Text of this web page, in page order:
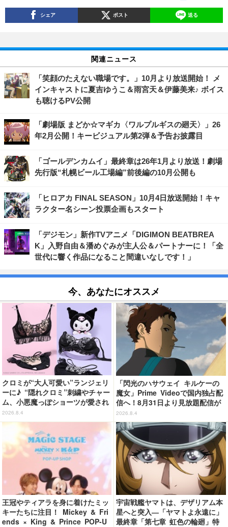
シェア ポスト 送る
関連ニュース
「笑顔のたえない職場です。」10月より放送開始！ メ
インキャストに夏吉ゆうこ＆雨宮天＆伊藤美来♪ ボイス
も聴けるPV公開
「劇場版 まどか☆マギカ〈ワルプルギスの廻天〉」26
年2月公開！キービジュアル第2弾＆予告お披露目
「ゴールデンカムイ」最終章は26年1月より放送！劇場
先行版“札幌ビール工場編”前後編の10月公開も
「ヒロアカ FINAL SEASON」10月4日放送開始！キャ
ラクター名シーン投票企画もスタート
「デジモン」新作TVアニメ「DIGIMON BEATBREA
K」入野自由＆潘めぐみが主人公＆パートナーに！「全
世代に響く作品になること間違いなしです！」
今、あなたにオススメ
クロミが“大人可愛い”ランジェリ
ーに♪ “隠れクロミ”刺繍やチャー
ム、小悪魔っぽショーツが愛され
度満点◎
2026.8.4
「閃光のハサウェイ キルケーの
魔女」Prime Videoで国内独占配
信へ！8月31日より見放題配信が
スタート
2026.8.4
王冠やティアラを身に着けたミッ
キーたちに注目！ Mickey & Fri
ends × King & Prince POP-U
宇宙戦艦ヤマトは、デザリアム本
星へと突入―「ヤマトよ永遠に」
最終章「第七章 虹色の輪廻」特